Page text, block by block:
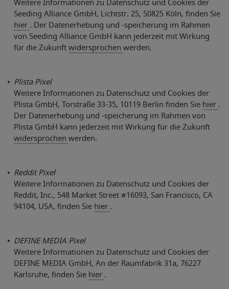
Weitere Informationen zu Datenschutz und Cookies der
Seeding Alliance GmbH, Lichtstr. 25, 50825 Köln, finden Sie
hier . Der Datenerhebung und -speicherung im Rahmen
von Seeding Alliance GmbH kann jederzeit mit Wirkung
für die Zukunftwidersprochen werden.
Plista Pixel
Weitere Informationen zu Datenschutz und Cookies der
Plista GmbH, Torstraße 33-35, 10119 Berlin finden Sie hier .
Der Datenerhebung und -speicherung im Rahmen von
Plista GmbH kann jederzeit mit Wirkung für die Zukunft
widersprochen werden.
Reddit Pixel
Weitere Informationen zu Datenschutz und Cookies der
Reddit, Inc., 548 Market Street #16093, San Francisco, CA
94104, USA, finden Sie hier .
DEFINE MEDIA Pixel
Weitere Informationen zu Datenschutz und Cookies der
DEFINE MEDIA GmbH, An der Raumfabrik 31a, 76227
Karlsruhe, finden Sie hier .